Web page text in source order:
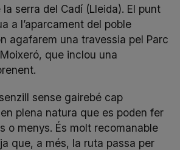
serra del Cadí (Lleida). El punt
a l’aparcament del poble
agafarem una travessia pel Parc
que inclou una
sense gairebé cap
plena natura que es poden fer
o menys. És molt recomanable
que, a més, la ruta passa per